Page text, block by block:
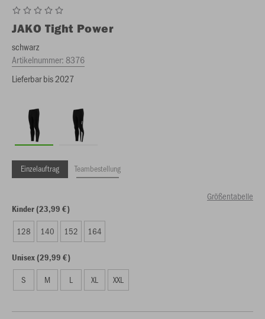
JAKO Tight Power
schwarz
Artikelnummer:8376
Lieferbar bis 2027
Einzelauftrag Teambestellung
Größentabelle
Kinder (23,99 €)
128 140 152 164
Unisex (29,99 €)
S M L XL XXL